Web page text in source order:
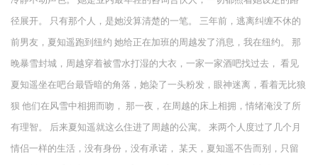
径展开。 只有那个人，是她没算清楚的一笔。 三年前，逃离纠缠不休的
前男友，夏知遥跑到纽约 她给正在加班的周越发了消息，我在纽约。 那
晚暴雪封城，周越穿着被雪水打湿的大衣，一家一家酒吧找过去， 看见
夏知遥坐在吧台最昏暗的角落，她染了一头粉发，眼神迷离，看着无比狼
狈 他们在风雪中相拥而吻， 那一夜，在周越的床上相拥，情绪淹没了所
有理智。 后来夏知遥就这么住进了周越的公寓。 来两个人度过了几个月
情侣一样的生活，没有身份，没有承诺， 某天，夏知遥不告而别，只留